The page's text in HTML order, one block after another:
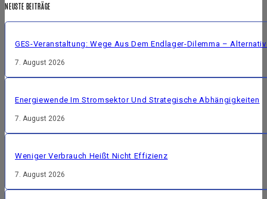
NEUSTE BEITRÄGE
GES-Veranstaltung: Wege Aus Dem Endlager-Dilemma –
7. August 2026
Energiewende Im Stromsektor Und Strategische Abhängigkeiten
7. August 2026
Weniger Verbrauch Heißt Nicht Effizienz
7. August 2026